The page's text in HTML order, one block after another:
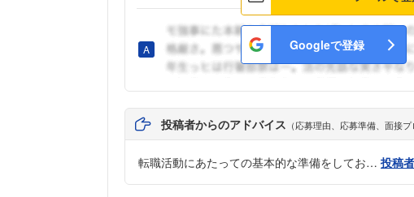
Googleで登録
投稿者からのアドバイス （応募理由、応募準備、面接プ
転職活動にあたっての基本的な準備をしてお… 投稿